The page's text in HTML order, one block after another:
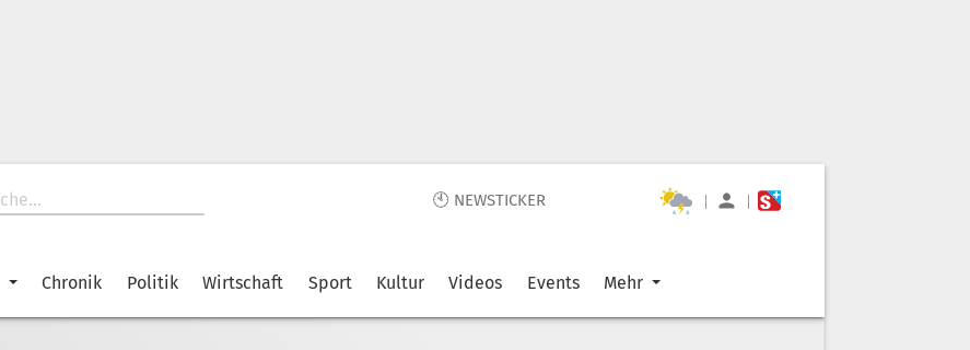
🕙 NEWSTICKER | |
Chronik Politik Wirtschaft Sport Kultur Videos Events Mehr